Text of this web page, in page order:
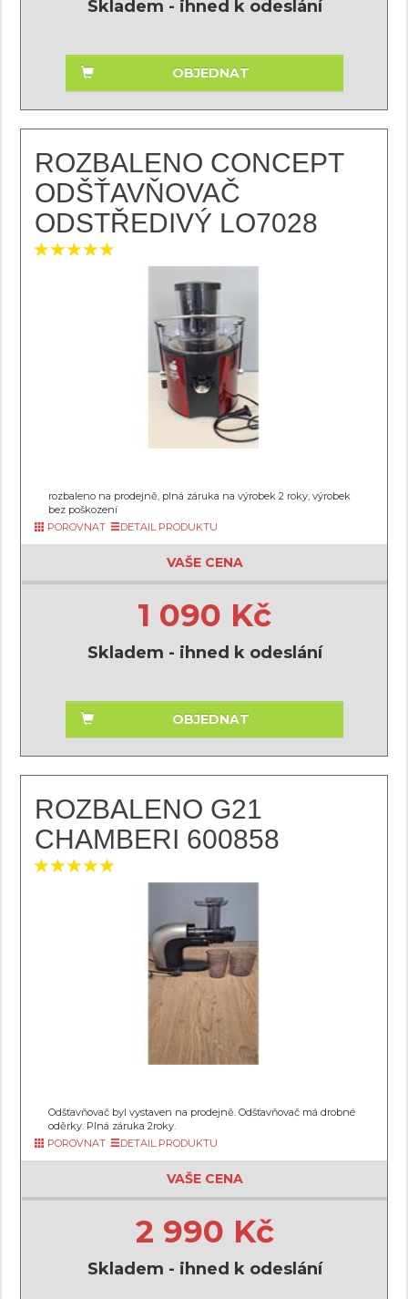
Skladem - ihned k odeslání
OBJEDNAT
ROZBALENO CONCEPT
ODŠŤAVŇOVAČ
ODSTŘEDIVÝ LO7028
rozbaleno na prodejně, plná záruka na výrobek 2 roky, výrobek
bez poškození
POROVNAT
DETAIL PRODUKTU
VAŠE CENA
1 090 Kč
Skladem - ihned k odeslání
OBJEDNAT
ROZBALENO G21
CHAMBERI 600858
Odšťavňovač byl vystaven na prodejně. Odšťavňovač má drobné
oděrky. Plná záruka 2roky.
POROVNAT
DETAIL PRODUKTU
VAŠE CENA
2 990 Kč
Skladem - ihned k odeslání